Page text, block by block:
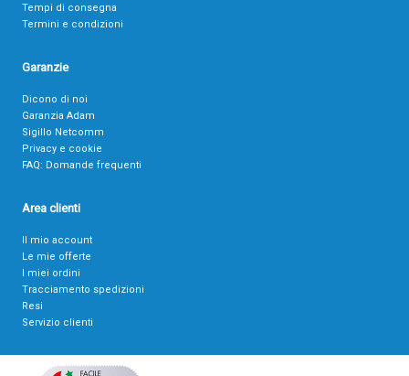
Tempi di consegna
Termini e condizioni
Garanzie
Dicono di noi
Garanzia Adam
Sigillo Netcomm
Privacy e cookie
FAQ: Domande frequenti
Area clienti
Il mio account
Le mie offerte
I miei ordini
Tracciamento spedizioni
Resi
Servizio clienti